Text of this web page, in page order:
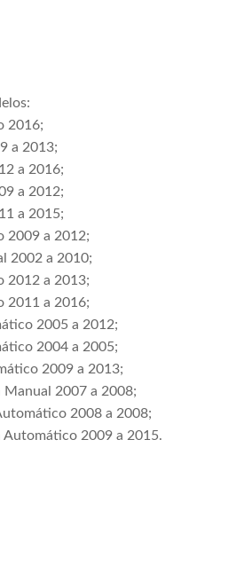
2016;
a 2013;
a 2016;
a 2012;
a 2015;
2009 a 2012;
2002 a 2010;
2012 a 2013;
2011 a 2016;
2005 a 2012;
2004 a 2005;
2009 a 2013;
Manual 2007 a 2008;
2008 a 2008;
Automático 2009 a 2015.